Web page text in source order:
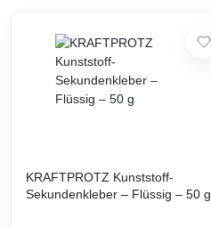
KRAFTPROTZ Kunststoff-
Sekundenkleber – Flüssig – 50 g